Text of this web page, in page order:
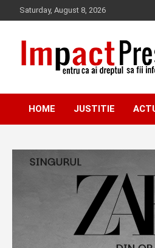
to
Saturday, August 8, 2026
HOME JUSTITIE